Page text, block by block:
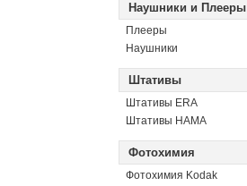
Наушники и Плееры
Плееры
Наушники
Штативы
Штативы ERA
Штативы HAMA
Фотохимия
Фотохимия Kodak